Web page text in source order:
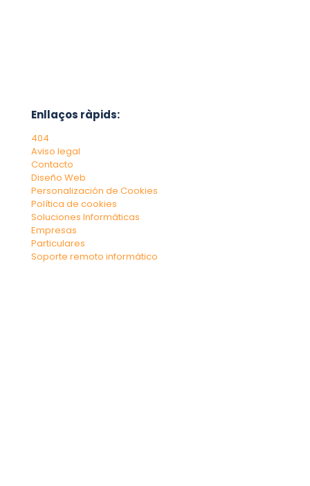
Enllaços ràpids:
404
Aviso legal
Contacto
Diseño Web
Personalización de Cookies
Política de cookies
Soluciones Informáticas
Empresas
Particulares
Soporte remoto informático